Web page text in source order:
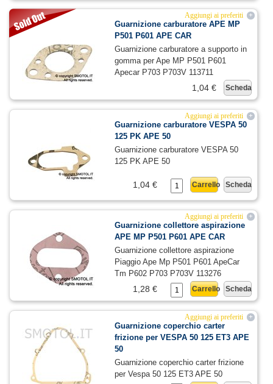
+
Aggiungi ai preferiti
Guarnizione carburatore APE MP
P501 P601 APE CAR
Guarnizione carburatore a supporto in
gomma per Ape MP P501 P601
Apecar P703 P703V 113711
Scheda
1,04 €
+
Aggiungi ai preferiti
Guarnizione carburatore VESPA 50
125 PK APE 50
Guarnizione carburatore VESPA 50
125 PK APE 50
Scheda
Carrello
1,04 €
+
Aggiungi ai preferiti
Guarnizione collettore aspirazione
APE MP P501 P601 APE CAR
Guarnizione collettore aspirazione
Piaggio Ape Mp P501 P601 ApeCar
Tm P602 P703 P703V 113276
Scheda
Carrello
1,28 €
+
Aggiungi ai preferiti
Guarnizione coperchio carter
frizione per VESPA 50 125 ET3 APE
50
Guarnizione coperchio carter frizione
per Vespa 50 125 ET3 APE 50